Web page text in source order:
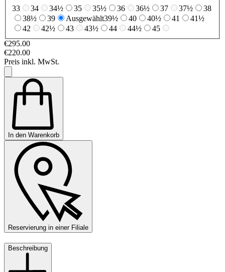
33
34 34½ 35 35½ 36 36½ 37 37½
38
38½
39 Ausgewählt39½ 40 40½ 41
41½
42
42½ 43 43½ 44 44½
45
€295.00
€220.00
Preis inkl. MwSt.
In den Warenkorb
Reservierung in einer Filiale
Beschreibung